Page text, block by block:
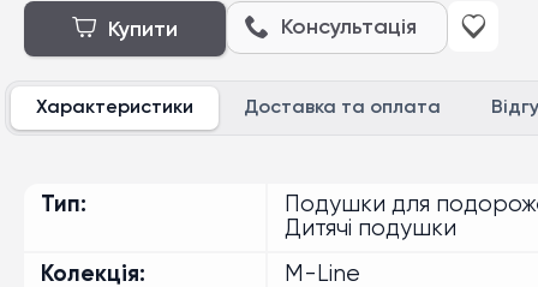
Купити Консультація
Характеристики Доставка та оплата
Тип
Подушки для
Дитячі подушки
Колекція
M-Line